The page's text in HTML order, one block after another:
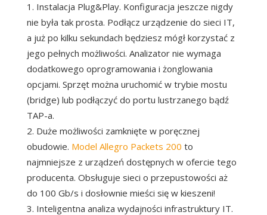
Instalacja Plug&Play. Konfiguracja jeszcze nigdy
nie była tak prosta. Podłącz urządzenie do sieci IT,
a już po kilku sekundach będziesz mógł korzystać z
jego pełnych możliwości. Analizator nie wymaga
dodatkowego oprogramowania i żonglowania
opcjami. Sprzęt można uruchomić w trybie mostu
(bridge) lub podłączyć do portu lustrzanego bądź
TAP-a.
Duże możliwości zamknięte w poręcznej
obudowie. Model Allegro Packets 200 to
najmniejsze z urządzeń dostępnych w ofercie tego
producenta. Obsługuje sieci o przepustowości aż
do 100 Gb/s i dosłownie mieści się w kieszeni!
Inteligentna analiza wydajności infrastruktury IT.